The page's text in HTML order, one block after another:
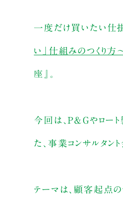
一度だけ買いたい仕掛
い」仕組みのつくり方～
座』。
今回は、P＆Gやロー
た、事業コンサルタ
テーマは、顧客起点の